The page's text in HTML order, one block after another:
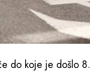
do koje je došlo 8.